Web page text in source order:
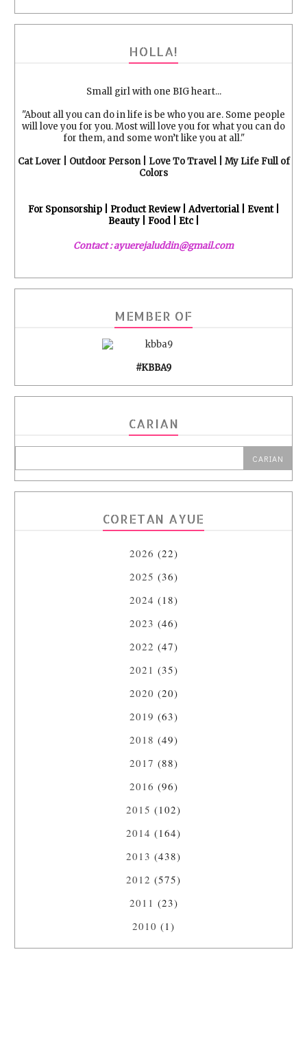
HOLLA!
Small girl with one BIG heart...
"About all you can do in life is be who you are. Some people
will love you for you. Most will love you for what you can do
for them, and some won’t like you at all."
Cat Lover | Outdoor Person | Love To Travel | My Life Full of
Colors
For Sponsorship | Product Review | Advertorial | Event |
Beauty | Food | Etc |
Contact : ayuerejaluddin@gmail.com
MEMBER OF
#KBBA9
CARIAN
CORETAN AYUE
2026 (22)
2025 (36)
2024 (18)
2023 (46)
2022 (47)
2021 (35)
2020 (20)
2019 (63)
2018 (49)
2017 (88)
2016 (96)
2015 (102)
2014 (164)
2013 (438)
2012 (575)
2011 (23)
2010 (1)